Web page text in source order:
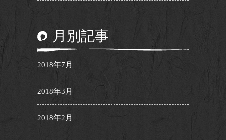
月別記事
2018年7月
2018年3月
2018年2月